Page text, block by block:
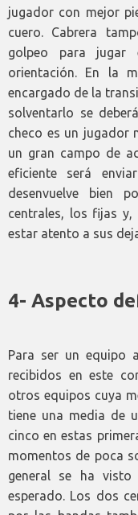
jugador con mejor
cuero. Cabrera
golpeo para
orientación. En la
encargado de la
solventarlo se
checo es un jugador
un gran campo de
eficiente será
desenvuelve bien
centrales, los fijas y,
estar atento a sus
4- Aspecto
Para ser un equipo
recibidos en este
otros equipos cuya
tiene una media de
cinco en estas
momentos de poca
general se ha
esperado. Los dos